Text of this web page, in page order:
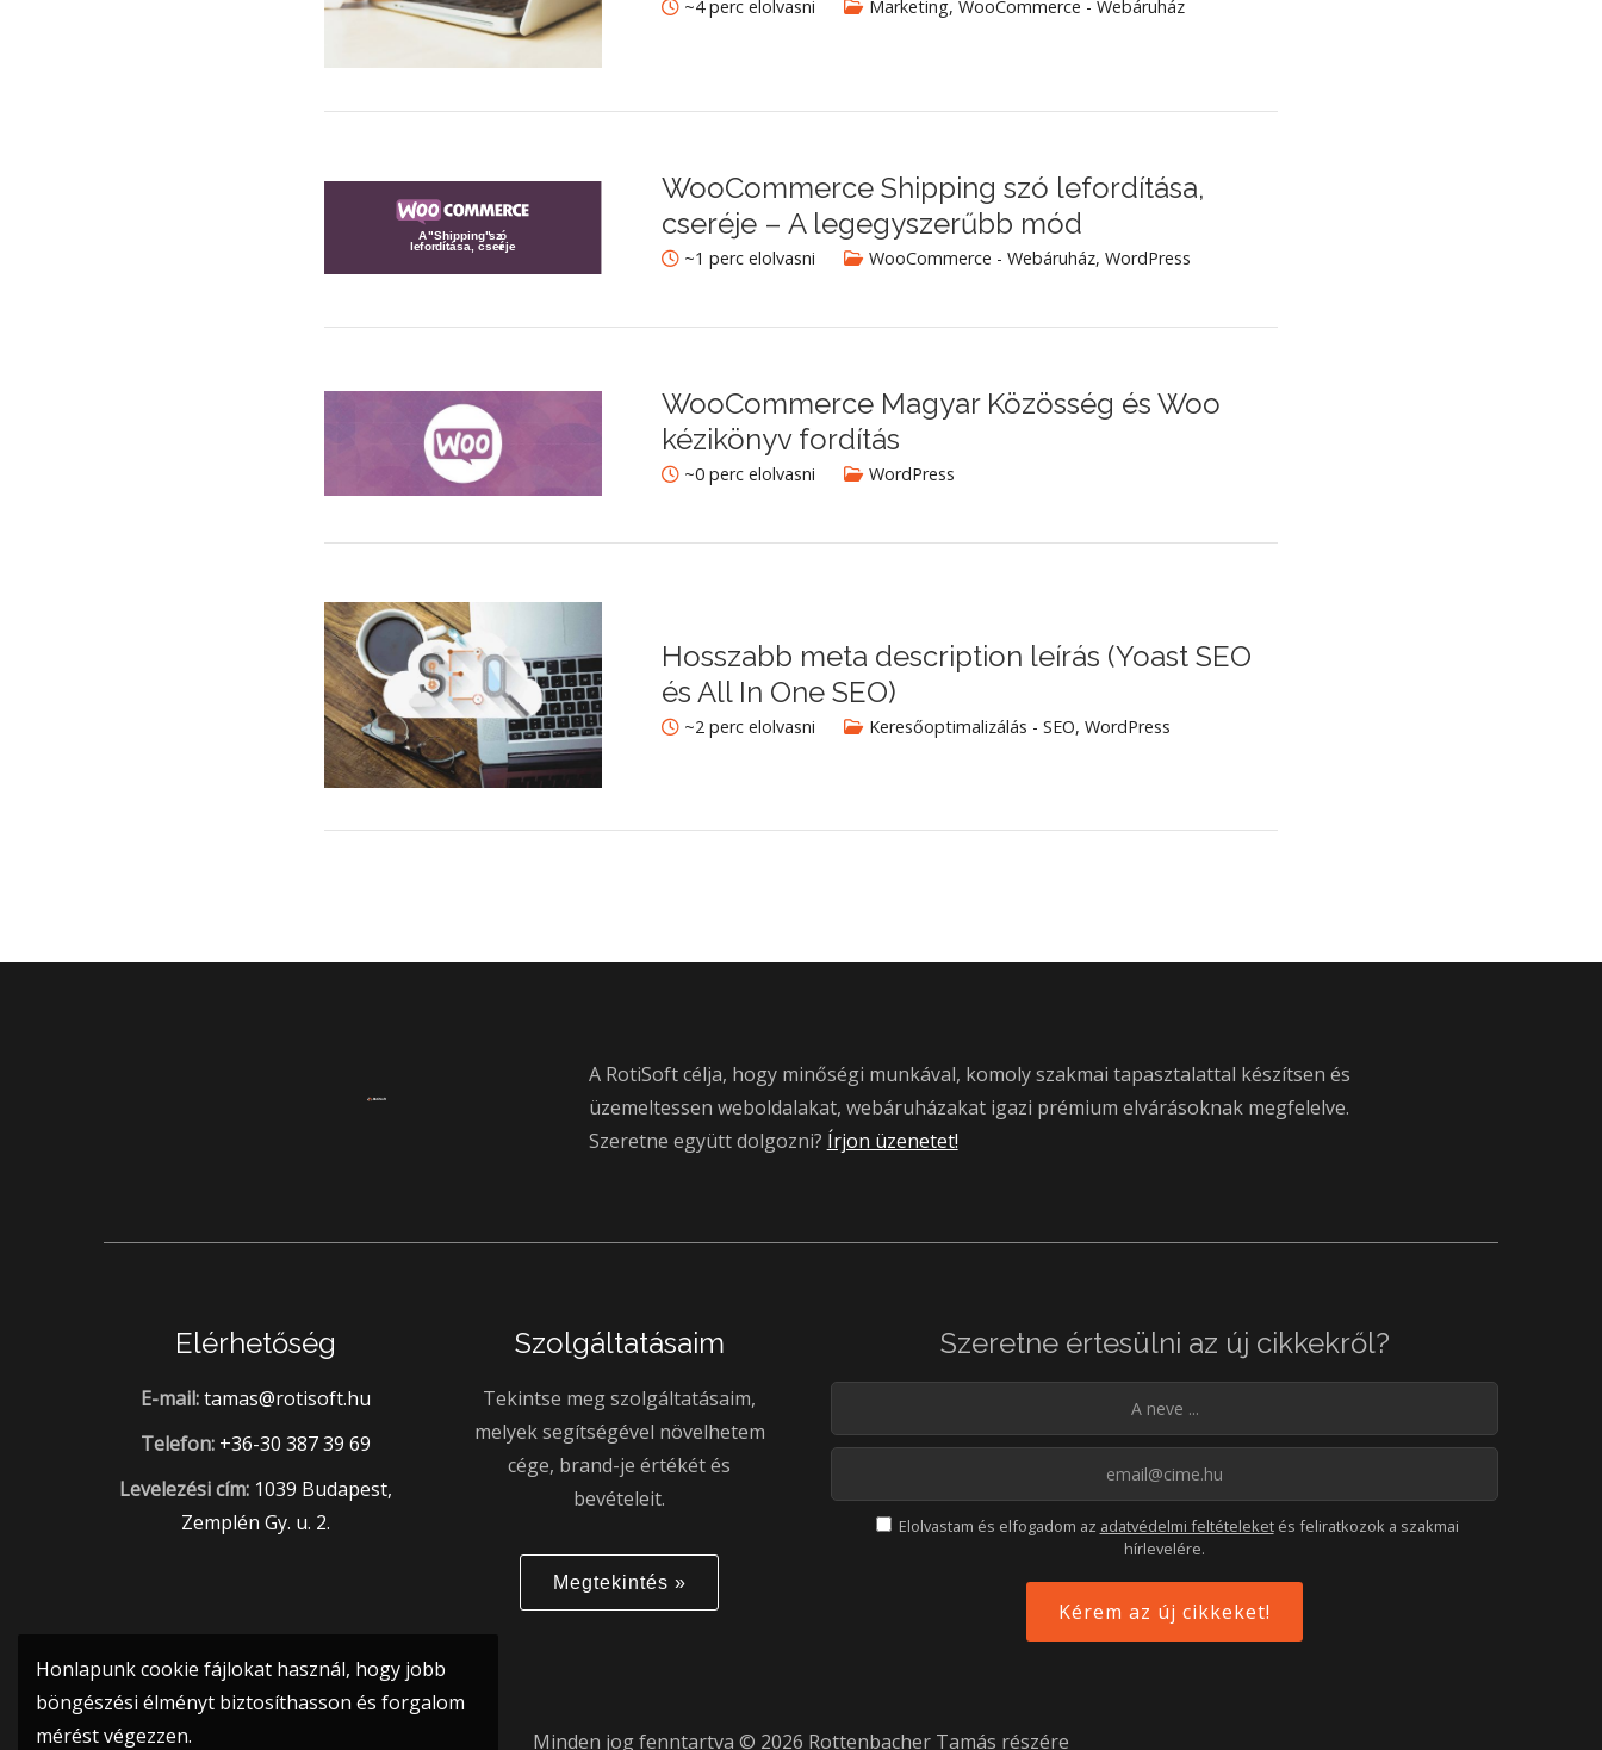
~4 perc elolvasni Marketing,WooCommerce - Webáruház
WooCommerce Shipping szó lefordítása,
cseréje – A legegyszerűbb mód
~1 perc elolvasni WooCommerce - Webáruház,WordPress
WooCommerce Magyar Közösség és Woo
kézikönyv fordítás
~0 perc elolvasni WordPress
Hosszabb meta description leírás (Yoast SEO
és All In One SEO)
~2 perc elolvasni Keresőoptimalizálás - SEO,WordPress
A RotiSoft célja, hogy minőségi munkával, komoly szakmai tapasztalattal készítsen és
üzemeltessen weboldalakat, webáruházakat igazi prémium elvárásoknak megfelelve.
Szeretne együtt dolgozni? Írjon üzenetet!
Elérhetőség
E-mail:tamas@rotisoft.hu
Telefon: +36-30 387 39 69
Levelezési cím: 1039 Budapest,
Zemplén Gy. u. 2.
Szolgáltatásaim
Tekintse meg szolgáltatásaim,
melyek segítségével növelhetem
cége, brand-je értékét és
bevételeit.
Megtekintés »
Szeretne értesülni az új cikkekről?
Elolvastam és elfogadom az adatvédelmi feltételeketés feliratkozok a szakmai
hírlevelére.
Minden jog fenntartva © 2026 Rottenbacher Tamás részére
Honlapunk cookie fájlokat használ, hogy jobb
böngészési élményt biztosíthasson és forgalom
mérést végezzen.